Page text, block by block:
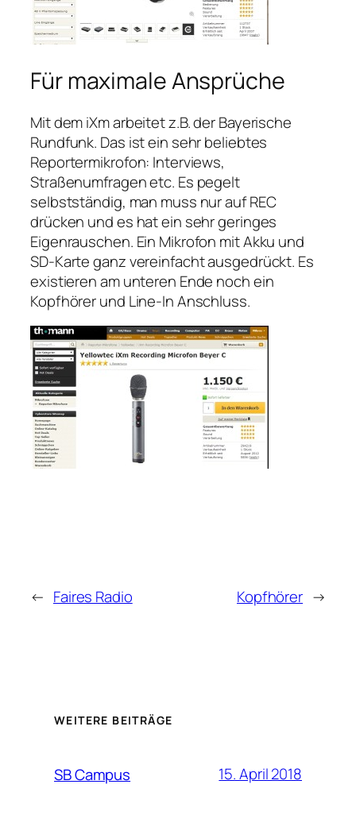
Für maximale Ansprüche
Mit dem iXm arbeitet z.B. der Bayerische
Rundfunk. Das ist ein sehr beliebtes
Reportermikrofon: Interviews,
Straßenumfragen etc. Es pegelt
selbstständig, man muss nur auf REC
drücken und es hat ein sehr geringes
Eigenrauschen. Ein Mikrofon mit Akku und
SD-Karte ganz vereinfacht ausgedrückt. Es
existieren am unteren Ende noch ein
Kopfhörer und Line-In Anschluss.
← Faires Radio Kopfhörer →
WEITERE BEITRÄGE
SB Campus 15. April 2018